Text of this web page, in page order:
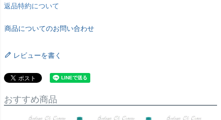
返品特約について
商品についてのお問い合わせ
レビューを書く
おすすめ商品